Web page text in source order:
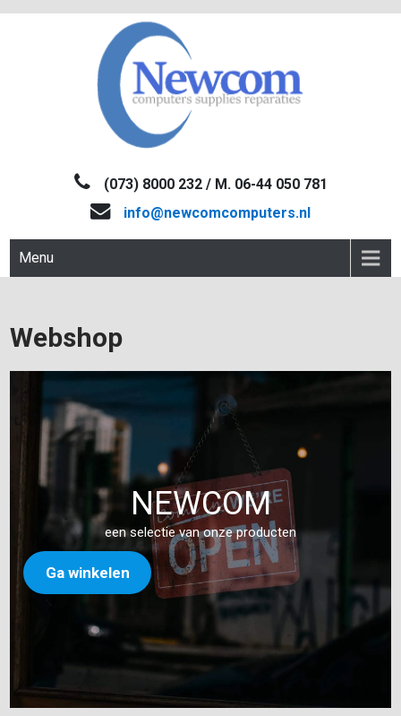
NEWCOM(073) 8000 232 / M. 06-44 050 781
info@newcomcomputers.nl
Menu
Webshop
NEWCOM
een selectie van onze producten
Ga winkelen